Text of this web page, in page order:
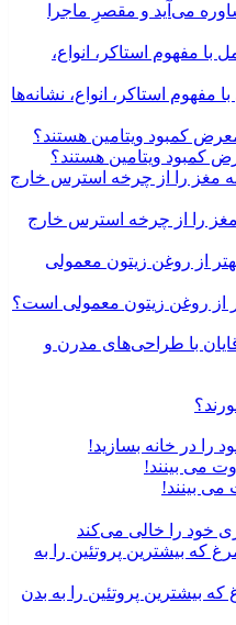
می‌آید و مقصرِ ماجرا
مفهوم استاکر، انواع، نشانه‌ها
کمبود ویتامین هستند؟
را از چرخه استرس خارج
از روغن زیتون معمولی است؟
با طراحی‌های مدرن و
را در خانه بسازید!
می بینند!
خود را خالی می‌کند
بیشترین پروتئین را به بدن